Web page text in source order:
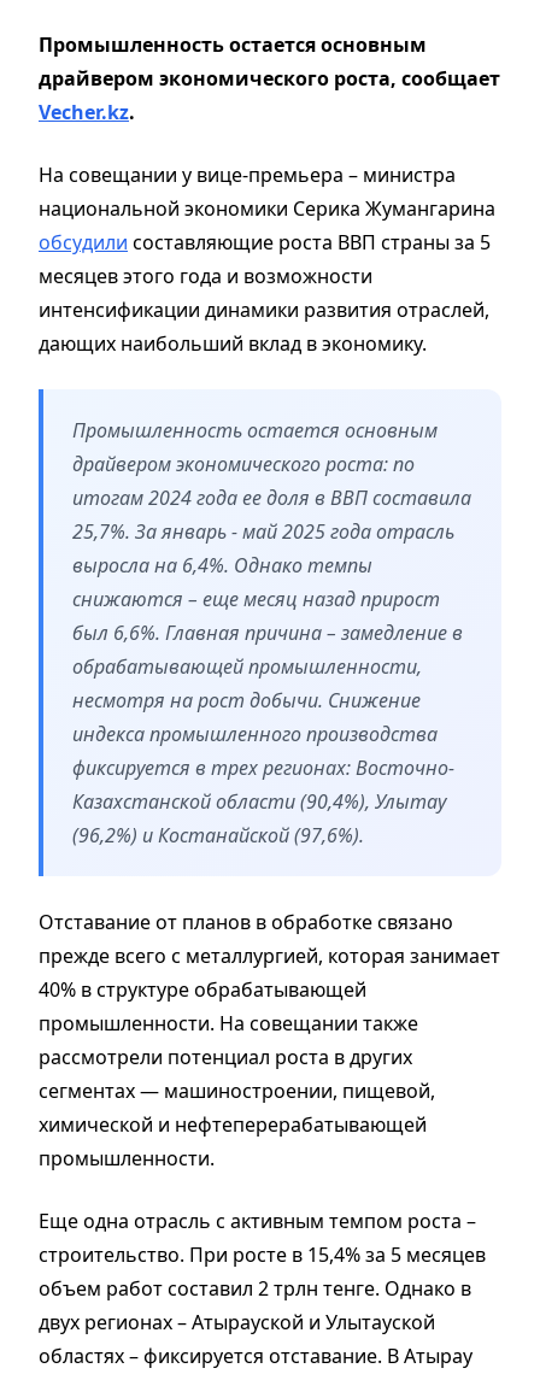
Промышленность остается основным
драйвером экономического роста, сообщает
Vecher.kz.
На совещании у вице-премьера – министра
национальной экономики Серика Жумангарина
обсудили составляющие роста ВВП страны за 5
месяцев этого года и возможности
интенсификации динамики развития отраслей,
дающих наибольший вклад в экономику.
Промышленность остается основным
драйвером экономического роста: по
итогам 2024 года ее доля в ВВП составила
25,7%. За январь - май 2025 года отрасль
выросла на 6,4%. Однако темпы
снижаются – еще месяц назад прирост
был 6,6%. Главная причина – замедление в
обрабатывающей промышленности,
несмотря на рост добычи. Снижение
индекса промышленного производства
фиксируется в трех регионах: Восточно-
Казахстанской области (90,4%), Улытау
(96,2%) и Костанайской (97,6%).
Отставание от планов в обработке связано
прежде всего с металлургией, которая занимает
40% в структуре обрабатывающей
промышленности. На совещании также
рассмотрели потенциал роста в других
сегментах — машиностроении, пищевой,
химической и нефтеперерабатывающей
промышленности.
Еще одна отрасль с активным темпом роста –
строительство. При росте в 15,4% за 5 месяцев
объем работ составил 2 трлн тенге. Однако в
двух регионах – Атырауской и Улытауской
областях – фиксируется отставание. В Атырау